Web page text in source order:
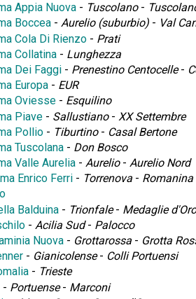
Appia Nuova - Tuscolano-
Boccea -Aurelio (suburbio) - Val
Cola Di Rienzo - Prati
Collatina - Lunghezza
Dei Faggi - Prenestino Centocelle-
Europa - EUR
Oviesse - Esquilino
Piave - Sallustiano- XX Settembre
Pollio - Tiburtino- Casal Bertone
Tuscolana - Don Bosco
Valle Aurelia -Aurelio-Aurelio Nord
Enrico Ferri - Torrenova - Romanina
Balduina - Trionfale- Medaglie
-Acilia Sud- Palocco
Nuova - Grottarossa - Grotta
- Gianicolense- Colli Portuensi
- Trieste
- Portuense- Marconi